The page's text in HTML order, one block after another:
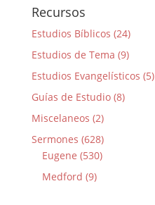
Recursos
Estudios Bíblicos (24)
Estudios de Tema (9)
Estudios Evangelísticos (5)
Guías de Estudio (8)
Miscelaneos (2)
Sermones (628)
Eugene (530)
Medford (9)